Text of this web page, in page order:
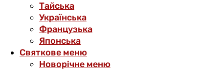
Тайська
Українська
Французька
Японська
Святкове меню
Новорічне меню